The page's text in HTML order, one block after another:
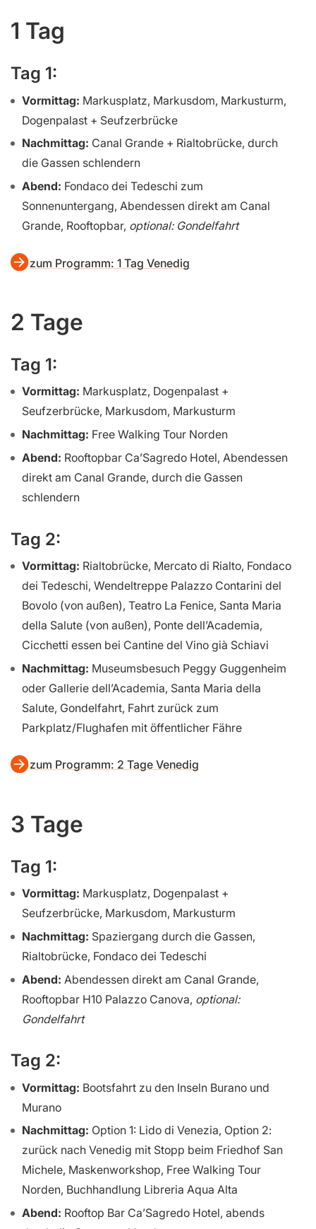
1 Tag
Tag 1:
Vormittag: Markusplatz, Markusdom, Markusturm,
Dogenpalast + Seufzerbrücke
Nachmittag: Canal Grande + Rialtobrücke, durch
die Gassen schlendern
Abend: Fondaco dei Tedeschi zum
Sonnenuntergang, Abendessen direkt am Canal
Grande, Rooftopbar, optional: Gondelfahrt
zum Programm: 1 Tag Venedig
2 Tage
Tag 1:
Vormittag: Markusplatz, Dogenpalast +
Seufzerbrücke, Markusdom, Markusturm
Nachmittag: Free Walking Tour Norden
Abend: Rooftopbar Ca’Sagredo Hotel, Abendessen
direkt am Canal Grande, durch die Gassen
schlendern
Tag 2:
Vormittag: Rialtobrücke, Mercato di Rialto, Fondaco
dei Tedeschi, Wendeltreppe Palazzo Contarini del
Bovolo (von außen), Teatro La Fenice, Santa Maria
della Salute (von außen), Ponte dell’Academia,
Cicchetti essen bei Cantine del Vino già Schiavi
Nachmittag: Museumsbesuch Peggy Guggenheim
oder Gallerie dell’Academia, Santa Maria della
Salute, Gondelfahrt, Fahrt zurück zum
Parkplatz/Flughafen mit öffentlicher Fähre
zum Programm: 2 Tage Venedig
3 Tage
Tag 1:
Vormittag: Markusplatz, Dogenpalast +
Seufzerbrücke, Markusdom, Markusturm
Nachmittag: Spaziergang durch die Gassen,
Rialtobrücke, Fondaco dei Tedeschi
Abend: Abendessen direkt am Canal Grande,
Rooftopbar H10 Palazzo Canova, optional:
Gondelfahrt
Tag 2:
Vormittag: Bootsfahrt zu den Inseln Burano und
Murano
Nachmittag: Option 1: Lido di Venezia, Option 2:
zurück nach Venedig mit Stopp beim Friedhof San
Michele, Maskenworkshop, Free Walking Tour
Norden, Buchhandlung Libreria Aqua Alta
Abend: Rooftop Bar Ca’Sagredo Hotel, abends